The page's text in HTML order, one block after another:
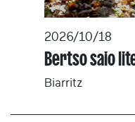
2026/10/18
Bertso saio
Biarritz